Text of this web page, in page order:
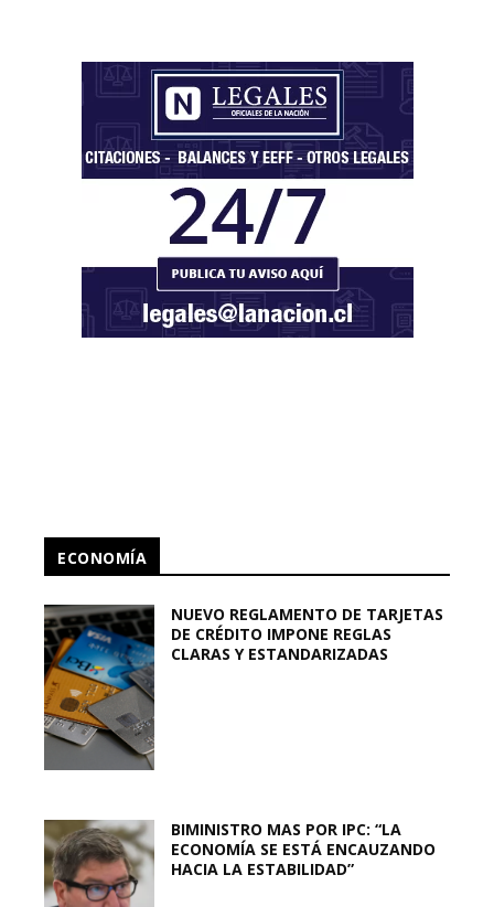
ECONOMÍA
NUEVO REGLAMENTO DE TARJETAS
DE CRÉDITO IMPONE REGLAS
CLARAS Y ESTANDARIZADAS
BIMINISTRO MAS POR IPC: “LA
ECONOMÍA SE ESTÁ ENCAUZANDO
HACIA LA ESTABILIDAD”